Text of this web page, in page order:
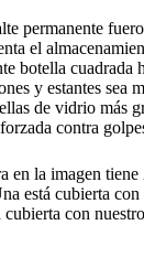
permanente
el
botella cuadrada
y estantes sea
de vidrio más
contra
en la imagen tiene
está cubierta con
cubierta con nuestro